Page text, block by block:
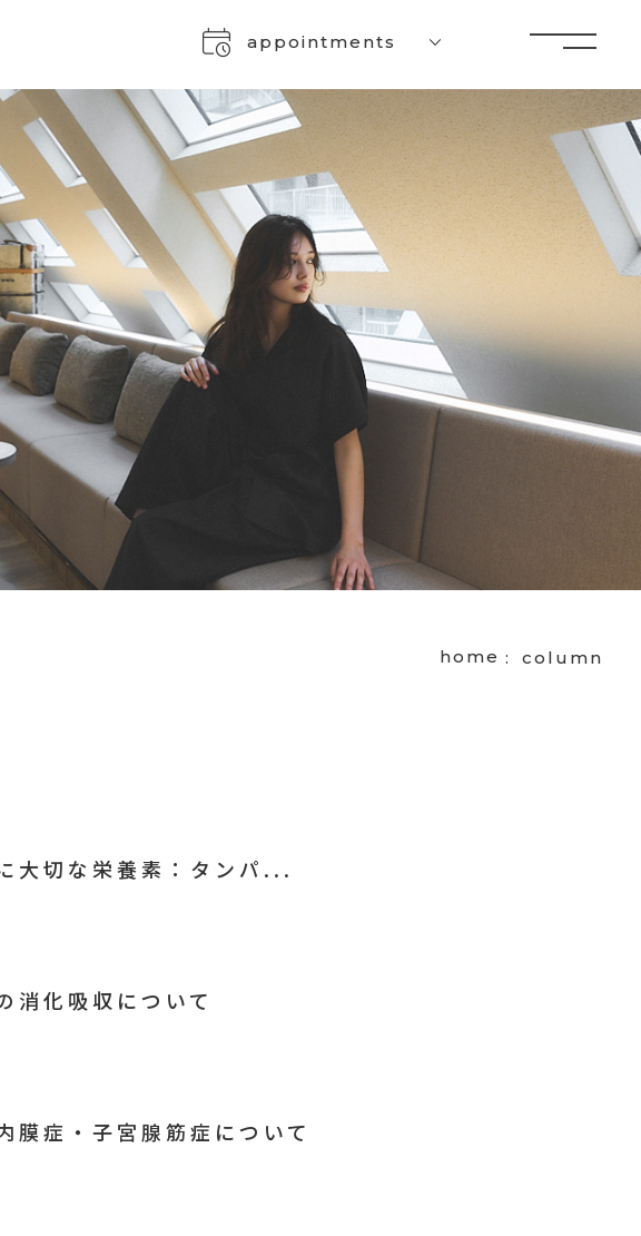
appointments
home column
大切な栄養素：タンパ...
消化吸収について
膜症・子宮腺筋症について